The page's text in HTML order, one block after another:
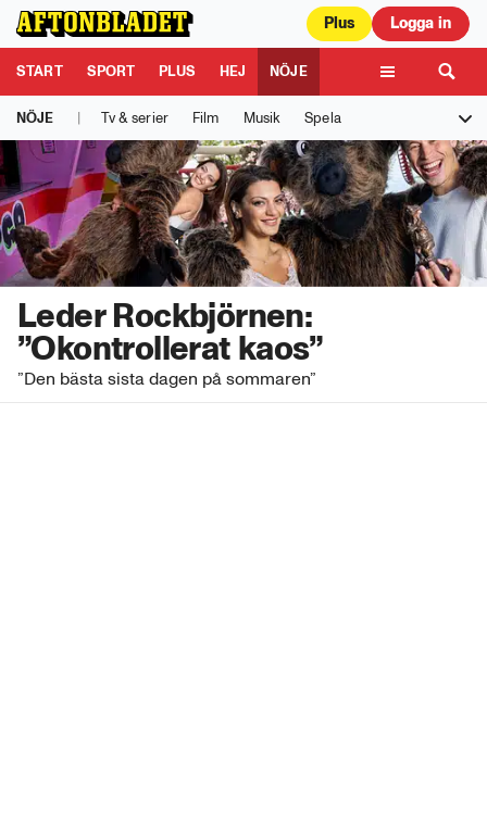
Plus Logga in
START SPORT PLUS HEJ NÖJE
TIPSA KULTUR LEDARE TV
NÖJE Tv & serier Film Musik Spela
Melodifestivalen Rockbjörnen Så gick det sen
Schlagerbloggen
Aftonbladet är en del av Schibsted Media. Schibsted News Media AB är
ansvarig för dina data på denna webbplats.Läs mer här
Nöje
Leder Rockbjörnen:
”Okontrollerat kaos”
”Den bästa sista dagen på sommaren”